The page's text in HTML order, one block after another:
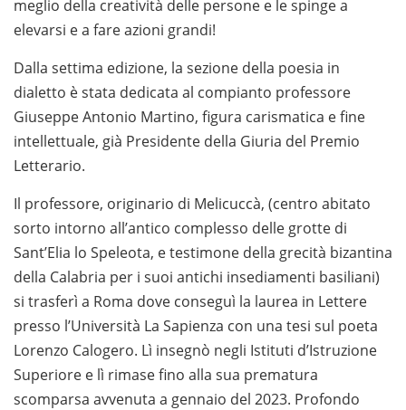
meglio della creatività delle persone e le spinge a
elevarsi e a fare azioni grandi!
Dalla settima edizione, la sezione della poesia in
dialetto è stata dedicata al compianto professore
Giuseppe Antonio Martino, figura carismatica e fine
intellettuale, già Presidente della Giuria del Premio
Letterario.
Il professore, originario di Melicuccà, (centro abitato
sorto intorno all’antico complesso delle grotte di
Sant’Elia lo Speleota, e testimone della grecità bizantina
della Calabria per i suoi antichi insediamenti basiliani)
si trasferì a Roma dove conseguì la laurea in Lettere
presso l’Università La Sapienza con una tesi sul poeta
Lorenzo Calogero. Lì insegnò negli Istituti d’Istruzione
Superiore e lì rimase fino alla sua prematura
scomparsa avvenuta a gennaio del 2023. Profondo